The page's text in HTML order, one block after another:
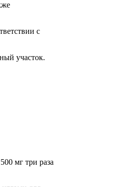
с
участок.
мг три раза